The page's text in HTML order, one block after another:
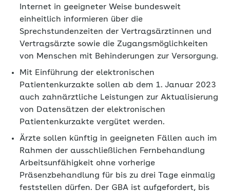
Internet in geeigneter Weise bundesweit
einheitlich informieren über die
Sprechstundenzeiten der Vertragsärztinnen und
Vertragsärzte sowie die Zugangsmöglichkeiten
von Menschen mit Behinderungen zur Versorgung.
Mit Einführung der elektronischen
Patientenkurzakte sollen ab dem 1. Januar 2023
auch zahnärztliche Leistungen zur Aktualisierung
von Datensätzen der elektronischen
Patientenkurzakte vergütet werden.
Ärzte sollen künftig in geeigneten Fällen auch im
Rahmen der ausschließlichen Fernbehandlung
Arbeitsunfähigkeit ohne vorherige
Präsenzbehandlung für bis zu drei Tage einmalig
feststellen dürfen. Der GBA ist aufgefordert, bis